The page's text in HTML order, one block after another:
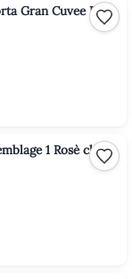
Gran Cuvee Brut
1 Rosè cl 75